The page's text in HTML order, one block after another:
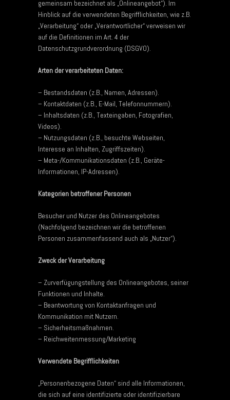
gemeinsam bezeichnet als „Onlineangebot“). Im
Hinblick auf die verwendeten Begrifflichkeiten, wie z.B.
„Verarbeitung“ oder „Verantwortlicher“ verweisen wir
auf die Definitionen im Art. 4 der
Datenschutzgrundverordnung (DSGVO).
Arten der verarbeiteten Daten:
– Bestandsdaten (z.B., Namen, Adressen).
– Kontaktdaten (z.B., E-Mail, Telefonnummern).
– Inhaltsdaten (z.B., Texteingaben, Fotografien,
Videos).
– Nutzungsdaten (z.B., besuchte Webseiten,
Interesse an Inhalten, Zugriffszeiten).
– Meta-/Kommunikationsdaten (z.B., Geräte-
Informationen, IP-Adressen).
Kategorien betroffener Personen
Besucher und Nutzer des Onlineangebotes
(Nachfolgend bezeichnen wir die betroffenen
Personen zusammenfassend auch als „Nutzer“).
Zweck der Verarbeitung
– Zurverfügungstellung des Onlineangebotes, seiner
Funktionen und Inhalte.
– Beantwortung von Kontaktanfragen und
Kommunikation mit Nutzern.
– Sicherheitsmaßnahmen.
– Reichweitenmessung/Marketing
Verwendete Begrifflichkeiten
„Personenbezogene Daten“ sind alle Informationen,
die sich auf eine identifizierte oder identifizierbare